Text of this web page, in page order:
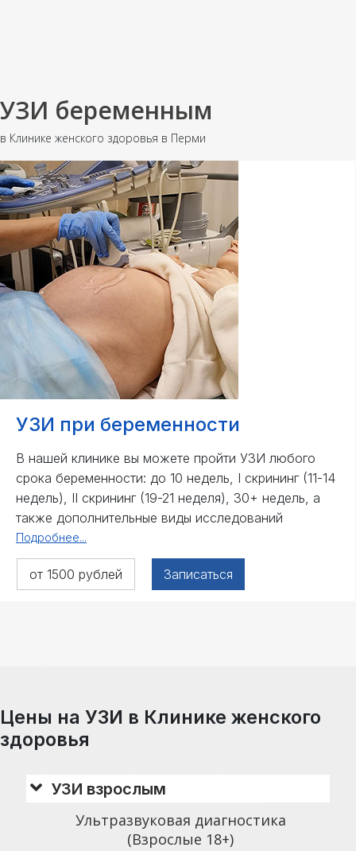
УЗИ беременным
в Клинике женского здоровья в Перми
УЗИ при беременности
В нашей клинике вы можете пройти УЗИ любого
срока беременности: до 10 недель, I скрининг (11-14
недель), II скрининг (19-21 неделя), 30+ недель, а
также дополнительные виды исследований
Подробнее...
от 1500 рублей Записаться
Цены на УЗИ в Клинике женского
здоровья
УЗИ взрослым
Ультразвуковая диагностика
(Взрослые 18+)